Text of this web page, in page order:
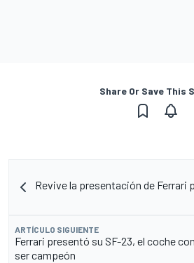
Share Or Save This
Revive la presentación de Ferrari
ARTÍCULO SIGUIENTE
Ferrari presentó su SF-23, el coche
ser campeón